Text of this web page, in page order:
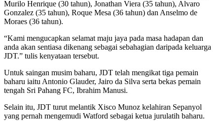
Murilo Henrique (30 tahun), Jonathan Viera (35 tahun), Alvaro
Gonzalez (35 tahun), Roque Mesa (36 tahun) dan Anselmo de
Moraes (36 tahun).
“Kami mengucapkan selamat maju jaya pada masa hadapan dan
anda akan sentiasa dikenang sebagai sebahagian daripada keluarga
JDT.” tulis kenyataan tersebut.
Untuk saingan musim baharu, JDT telah mengikat tiga pemain
baharu iaitu Antonio Glauder, Jairo da Silva serta bekas pemain
tengah Sri Pahang FC, Ibrahim Manusi.
Selain itu, JDT turut melantik Xisco Munoz kelahiran Sepanyol
yang pernah mengemudi Watford sebagai ketua jurulatih baharu.